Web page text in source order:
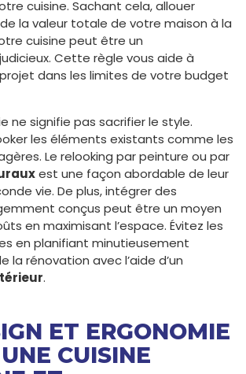
cuisine. Sachant cela, allouer
de la valeur totale de votre maison à la
cuisine peut être un
Cette règle vous aide à
dans les limites de votre budget
ne signifie pas sacrifier le style.
les éléments existants comme les
Le relooking par peinture ou par
est une façon abordable de leur
vie. De plus, intégrer des
conçus peut être un moyen
en maximisant l’espace. Évitez les
en planifiant minutieusement
la rénovation avec l’aide d’un
.
ET ERGONOMIE
CUISINE